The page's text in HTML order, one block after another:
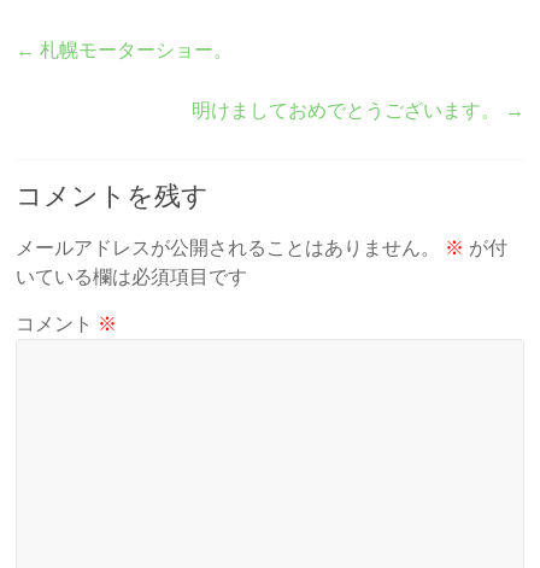
← 札幌モーターショー。
明けましておめでとうございます。 →
コメントを残す
メールアドレスが公開されることはありません。 ※ が付
いている欄は必須項目です
コメント ※